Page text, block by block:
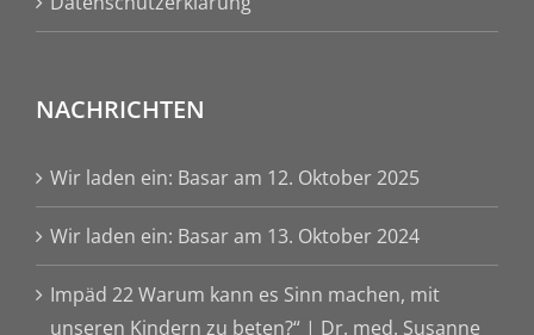
NACHRICHTEN
Wir laden ein: Basar am 12. Oktober 2025
Wir laden ein: Basar am 13. Oktober 2024
Impäd 22 Warum kann es Sinn machen, mit
unseren Kindern zu beten?“ | Dr. med. Susanne